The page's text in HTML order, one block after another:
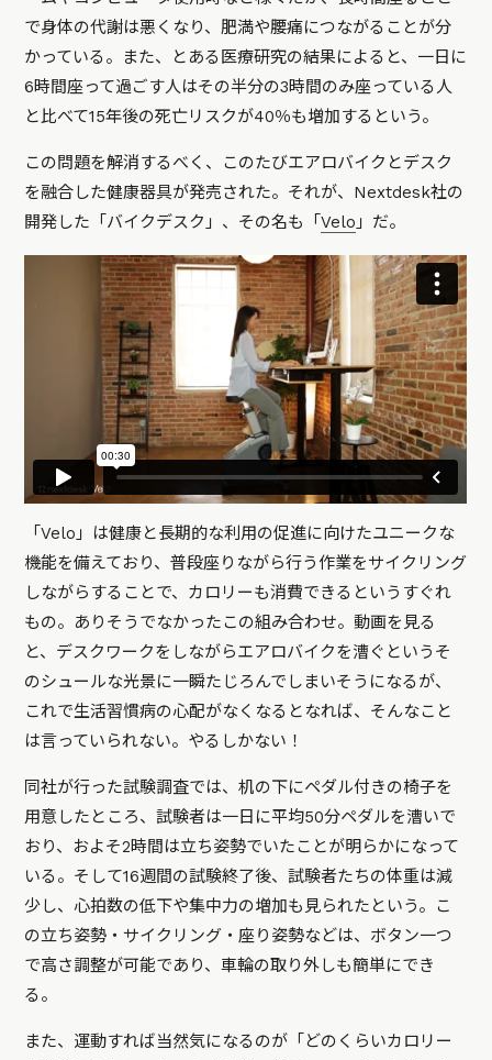
で身体の代謝は悪くなり、肥満や腰痛につながることが分
かっている。また、とある医療研究の結果によると、一日に
6時間座って過ごす人はその半分の3時間のみ座っている人
と比べて15年後の死亡リスクが40％も増加するという。
この問題を解消するべく、このたびエアロバイクとデスク
を融合した健康器具が発売された。それが、Nextdesk社の
開発した「バイクデスク」、その名も「Velo 」だ。
「Velo」は健康と長期的な利用の促進に向けたユニークな
機能を備えており、普段座りながら行う作業をサイクリング
しながらすることで、カロリーも消費できるというすぐれ
もの。ありそうでなかったこの組み合わせ。動画を見る
と、デスクワークをしながらエアロバイクを漕ぐというそ
のシュールな光景に一瞬たじろんでしまいそうになるが、
これで生活習慣病の心配がなくなるとなれば、そんなこと
は言っていられない。やるしかない！
同社が行った試験調査では、机の下にペダル付きの椅子を
用意したところ、試験者は一日に平均50分ペダルを漕いで
おり、およそ2時間は立ち姿勢でいたことが明らかになって
いる。そして16週間の試験終了後、試験者たちの体重は減
少し、心拍数の低下や集中力の増加も見られたという。こ
の立ち姿勢・サイクリング・座り姿勢などは、ボタン一つ
で高さ調整が可能であり、車輪の取り外しも簡単にでき
る。
また、運動すれば当然気になるのが「どのくらいカロリー